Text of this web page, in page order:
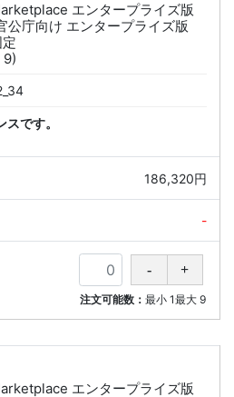
エンタープライズ版
公庁向け エンタープライズ版
9)
です。
186,320円
-
注文可能数：最小 1最大 9
エンタープライズ版